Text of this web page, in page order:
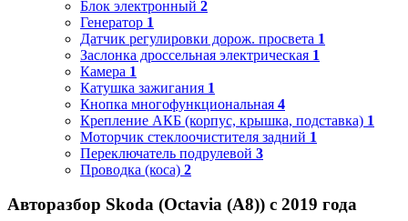
Блок электронный 2
Генератор 1
Датчик регулировки дорож. просвета 1
Заслонка дроссельная электрическая 1
Камера 1
Катушка зажигания 1
Кнопка многофункциональная 4
Крепление АКБ (корпус, крышка, подставка) 1
Моторчик стеклоочистителя задний 1
Переключатель подрулевой 3
Проводка (коса) 2
Авторазбор Skoda (Octavia (A8)) с 2019 года